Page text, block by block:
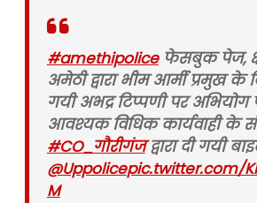
#amethipoliceफेसबुक पेज,
अमेठी द्वारा भीम आर्मी प्रमुख के
गयी अभद्र टिप्पणी पर
आवश्यक विधिक कार्यवाही के
#CO_गौरीगंजद्वारा दी गयी
@Uppolicepic.twitter.com/
M